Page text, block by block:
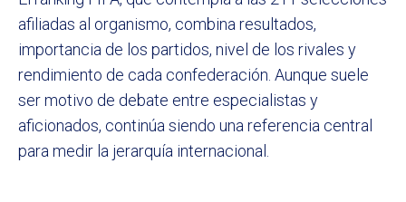
afiliadas al organismo, combina resultados,
importancia de los partidos, nivel de los rivales y
rendimiento de cada confederación. Aunque suele
ser motivo de debate entre especialistas y
aficionados, continúa siendo una referencia central
para medir la jerarquía internacional.